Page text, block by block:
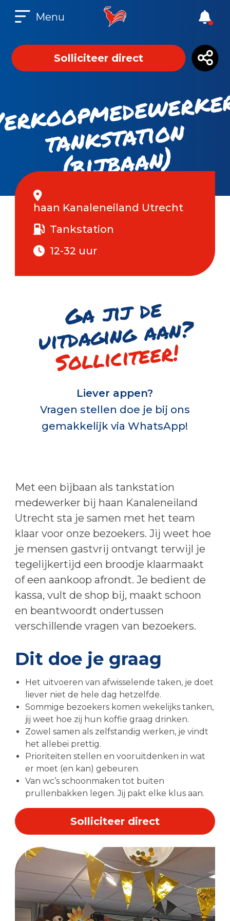
Menu
Solliciteer direct
n
n)
haan Kanaleneiland Utrecht
Tankstation
12-32 uur
G
a jij de
uitd
a
gi
n
g
a
a
n
?
Solliciteer!
Liever appen?
Vragen stellen doe je bij ons
gemakkelijk via WhatsApp!
Met een bijbaan als tankstation
medewerker bij haan Kanaleneiland
Utrecht sta je samen met het team
klaar voor onze bezoekers. Jij weet hoe
je mensen gastvrij ontvangt terwijl je
tegelijkertijd een broodje klaarmaakt
of een aankoop afrondt. Je bedient de
kassa, vult de shop bij, maakt schoon
en beantwoordt ondertussen
verschillende vragen van bezoekers.
Dit doe je graag
Het uitvoeren van afwisselende taken, je doet
liever niet de hele dag hetzelfde.
Sommige bezoekers komen wekelijks tanken,
jij weet hoe zij hun koffie graag drinken.
Zowel samen als zelfstandig werken, je vindt
het allebei prettig.
Prioriteiten stellen en vooruitdenken in wat
er moet (en kan) gebeuren.
Van wc’s schoonmaken tot buiten
prullenbakken legen. Jij pakt elke klus aan.
Solliciteer direct